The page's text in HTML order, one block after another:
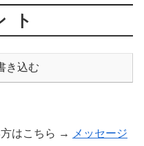
ト
き込む
はこちら →
メッセージ